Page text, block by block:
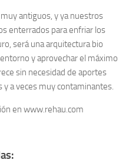
antiguos, y ya nuestros
enterrados para enfriar los
será una arquitectura bio
y aprovechar el máximo
sin necesidad de aportes
a veces muy contaminantes.
en www.rehau.com